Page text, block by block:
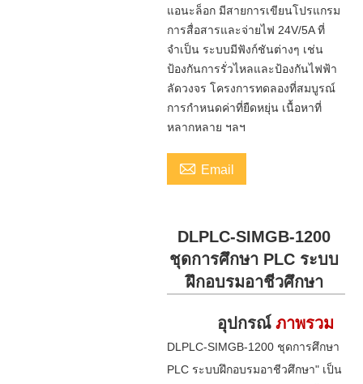
แอนะล็อก มีสายการเขียนโปรแกรม
การสื่อสารและจ่ายไฟ 24V/5A ที่
จำเป็น ระบบมีฟังก์ชันต่างๆ เช่น
ป้องกันการรั่วไหลและป้องกันไฟฟ้า
ลัดวงจร โครงการทดลองที่สมบูรณ์
การกำหนดค่าที่ยืดหยุ่น เนื้อหาที่
หลากหลาย ฯลฯ
 Email
DLPLC-SIMGB-1200
ชุดการศึกษา PLC ระบบ
ฝึกอบรมอาชีวศึกษา
อุปกรณ์ ภาพรวม
DLPLC-SIMGB-1200 ชุดการศึกษา
PLC ระบบฝึกอบรมอาชีวศึกษา" เป็น